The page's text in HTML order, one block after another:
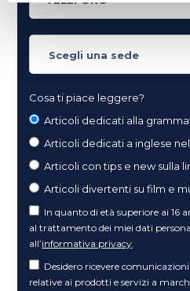
Cosa ti piace leggere?
Articoli dedicati alla
Articoli dedicati a inglese
Articoli con tips e new sulla
Articoli divertenti su film e
In quanto di età superiore ai 16
al trattamento dei miei dati
all’informativa privacy.
Desidero ricevere
relative ai prodotti e servizi a